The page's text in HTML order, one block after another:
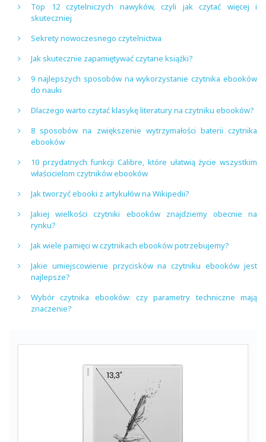
Top 12 czytelniczych nawyków, czyli jak czytać więcej i
skuteczniej
Sekrety nowoczesnego czytelnictwa
Jak skutecznie zapamiętywać czytane książki?
9 najlepszych sposobów na wykorzystanie czytnika ebooków
do nauki
Dlaczego warto czytać klasykę literatury na czytniku ebooków?
8 sposobów na zwiększenie wytrzymałości baterii czytnika
ebooków
10 przydatnych funkcji Calibre, które ułatwią życie wszystkim
właścicielom czytników ebooków
Jak tworzyć ebooki z artykułów na Wikipedii?
Jakiej wielkości czytniki ebooków znajdziemy obecnie na
rynku?
Jak wiele pamięci w czytnikach ebooków potrzebujemy?
Jakie umiejscowienie przycisków na czytniku ebooków jest
najlepsze?
Wybór czytnika ebooków: czy parametry techniczne mają
znaczenie?